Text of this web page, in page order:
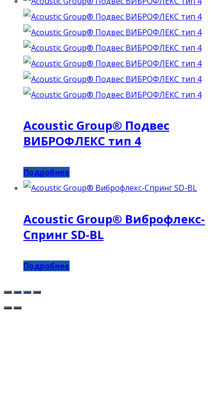
Acoustic Group® Подвес
ВИБРОФЛЕКС тип 4
Подробнее
Acoustic Group® Виброфлекс-
Спринг SD-BL
Подробнее